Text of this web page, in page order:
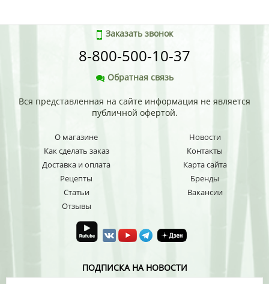
Заказать звонок
8-800-500-10-37
Обратная связь
Вся представленная на сайте информация не является
публичной офертой.
О магазине
Как сделать заказ
Доставка и оплата
Рецепты
Статьи
Отзывы
Новости
Контакты
Карта сайта
Бренды
Вакансии
ПОДПИСКА НА НОВОСТИ